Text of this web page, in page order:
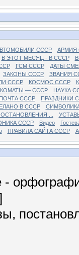
СССР
АРМИЯ
В ЭТОТ МЕСЯЦ - В СССР
ГСМ СССР
ДАТЫ
ЗАКОНЫ СССР
ЗВАНИЯ
СССР КОСМОС СССР
— СССР
НАУКА
ПОЧТА СССР
ПРАЗДНИКИ
В СССР
...
СССР Видео
ПРАВИЛА САЙТА СССР